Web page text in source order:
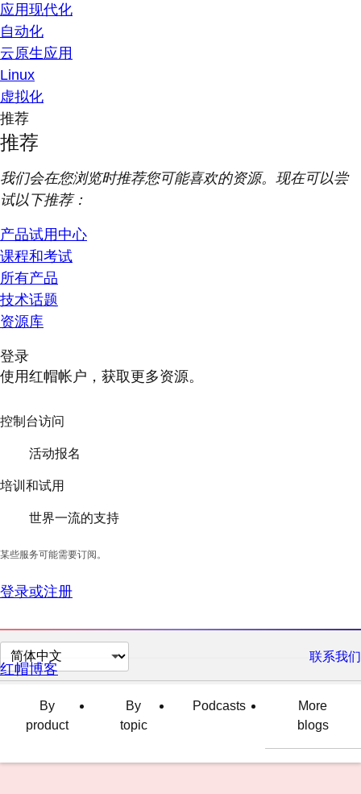
应用现代化
自动化
云原生应用
Linux
虚拟化
推荐
推荐
我们会在您浏览时推荐您可能喜欢的资源。现在可以尝
试以下推荐：
产品试用中心
课程和考试
所有产品
技术话题
资源库
登录
使用红帽帐户，获取更多资源。
控制台访问
活动报名
培训和试用
世界一流的支持
某些服务可能需要订阅。
登录或注册
切
换
言
联系我们
红帽博客
By
product
By
topic
Podcasts
More
blogs